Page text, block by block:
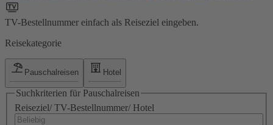
TV-Bestellnummer einfach als Reiseziel eingeben.
Reisekategorie
Pauschalreisen Hotel
Suchkriterien für Pauschalreisen
Reiseziel/ TV-Bestellnummer/ Hotel